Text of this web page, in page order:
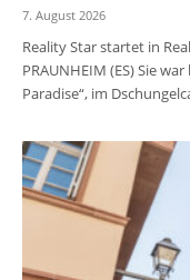
7. August 2026
Reality Star startet in
PRAUNHEIM (ES) Sie
Paradise“, im